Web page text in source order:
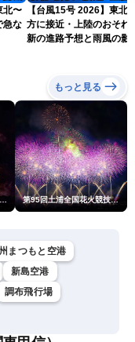
北〜
急な
【台風15号 2026】東北
方に接近・上陸のおそれ
新の進路予想と雨風の影
もっと見る
2026 第95回土浦全国花火競技大会
まつもと空港
新島空港
調布飛行場